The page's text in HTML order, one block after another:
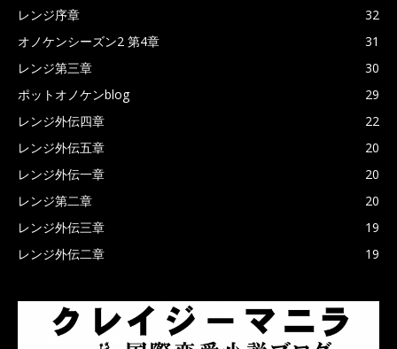
レンジ序章
32
オノケンシーズン2 第4章
31
レンジ第三章
30
ポットオノケンblog
29
レンジ外伝四章
22
レンジ外伝五章
20
レンジ外伝一章
20
レンジ第二章
20
レンジ外伝三章
19
レンジ外伝二章
19